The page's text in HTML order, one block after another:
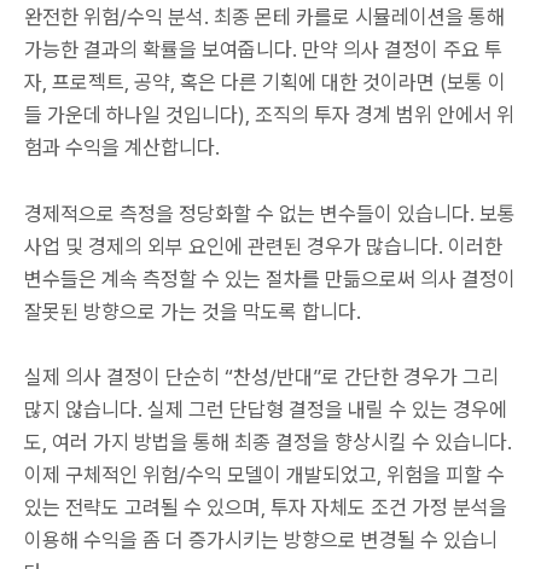
완전한 위험/수익 분석. 최종 몬테 카를로 시뮬레이션을 통해
가능한 결과의 확률을 보여줍니다. 만약 의사 결정이 주요 투
자, 프로젝트, 공약, 혹은 다른 기획에 대한 것이라면 (보통 이
들 가운데 하나일 것입니다), 조직의 투자 경계 범위 안에서 위
험과 수익을 계산합니다.
경제적으로 측정을 정당화할 수 없는 변수들이 있습니다. 보통
사업 및 경제의 외부 요인에 관련된 경우가 많습니다. 이러한
변수들은 계속 측정할 수 있는 절차를 만듦으로써 의사 결정이
잘못된 방향으로 가는 것을 막도록 합니다.
실제 의사 결정이 단순히 “찬성/반대”로 간단한 경우가 그리
많지 않습니다. 실제 그런 단답형 결정을 내릴 수 있는 경우에
도, 여러 가지 방법을 통해 최종 결정을 향상시킬 수 있습니다.
이제 구체적인 위험/수익 모델이 개발되었고, 위험을 피할 수
있는 전략도 고려될 수 있으며, 투자 자체도 조건 가정 분석을
이용해 수익을 좀 더 증가시키는 방향으로 변경될 수 있습니